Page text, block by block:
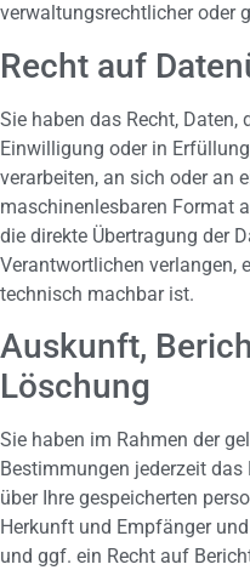
verwaltungsrechtlicher oder
Recht auf
Sie haben das Recht, Daten,
Einwilligung oder in
verarbeiten, an sich oder an
maschinenlesbaren Format
die direkte Übertragung der
Verantwortlichen verlangen,
technisch machbar ist.
Auskunft,
Löschung
Sie haben im Rahmen der
Bestimmungen jederzeit
über Ihre gespeicherten
Herkunft und Empfänger
und ggf. ein Recht auf